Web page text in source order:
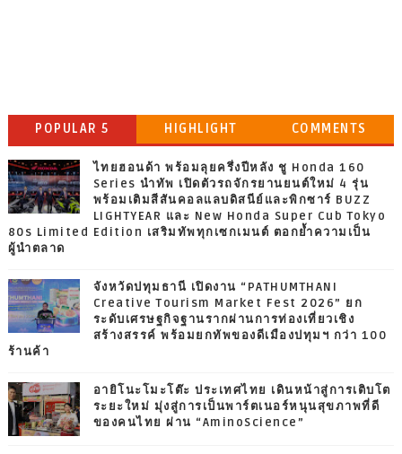
POPULAR 5 HIGHLIGHT COMMENTS
ไทยฮอนด้า พร้อมลุยครึ่งปีหลัง ชู Honda 160
Series นำทัพ เปิดตัวรถจักรยานยนต์ใหม่ 4 รุ่น
พร้อมเติมสีสันคอลแลบดิสนีย์และพิกซาร์ BUZZ
LIGHTYEAR และ New Honda Super Cub Tokyo
80s Limited Edition เสริมทัพทุกเซกเมนต์ ตอกย้ำความเป็น
ผู้นำตลาด
จังหวัดปทุมธานี เปิดงาน “PATHUMTHANI
Creative Tourism Market Fest 2026” ยก
ระดับเศรษฐกิจฐานรากผ่านการท่องเที่ยวเชิง
สร้างสรรค์ พร้อมยกทัพของดีเมืองปทุมฯ กว่า 100
ร้านค้า
อายิโนะโมะโต๊ะ ประเทศไทย เดินหน้าสู่การเติบโต
ระยะใหม่ มุ่งสู่การเป็นพาร์ตเนอร์หนุนสุขภาพที่ดี
ของคนไทย ผ่าน “AminoScience”